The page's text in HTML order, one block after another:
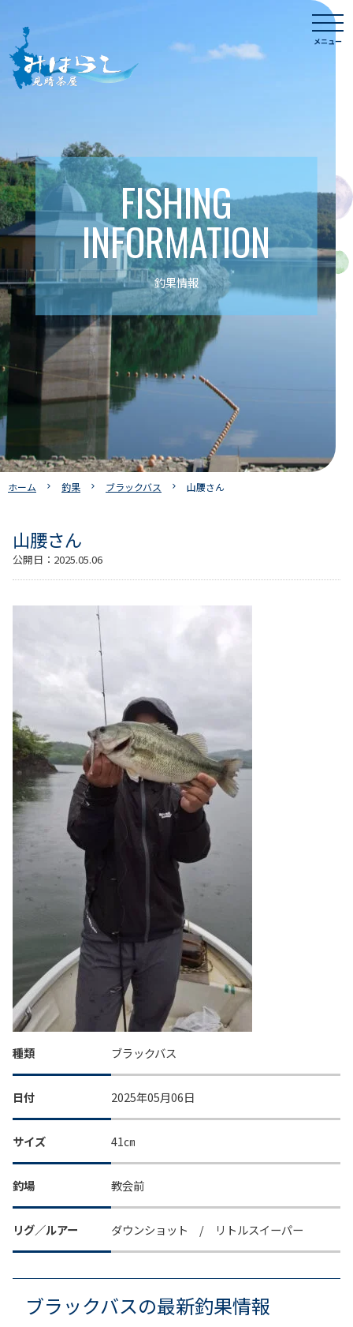
content
メニュー
FISHING
INFORMATION
釣果情報
ホーム 釣果 ブラックバス 山腰さん
山腰さん
公開日： 2025.05.06
種類 ブラックバス
日付 2025年05月06日
サイズ 41㎝
釣場 教会前
リグ／ルアー ダウンショット / リトルスイーパー
ブラックバスの最新釣果情報